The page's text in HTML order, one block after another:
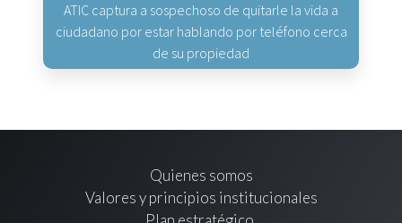
ATIC captura a sospechoso de quitarle la vida a
ciudadano por estar hablando por teléfono cerca
de su propiedad
Quienes somos
Valores y principios institucionales